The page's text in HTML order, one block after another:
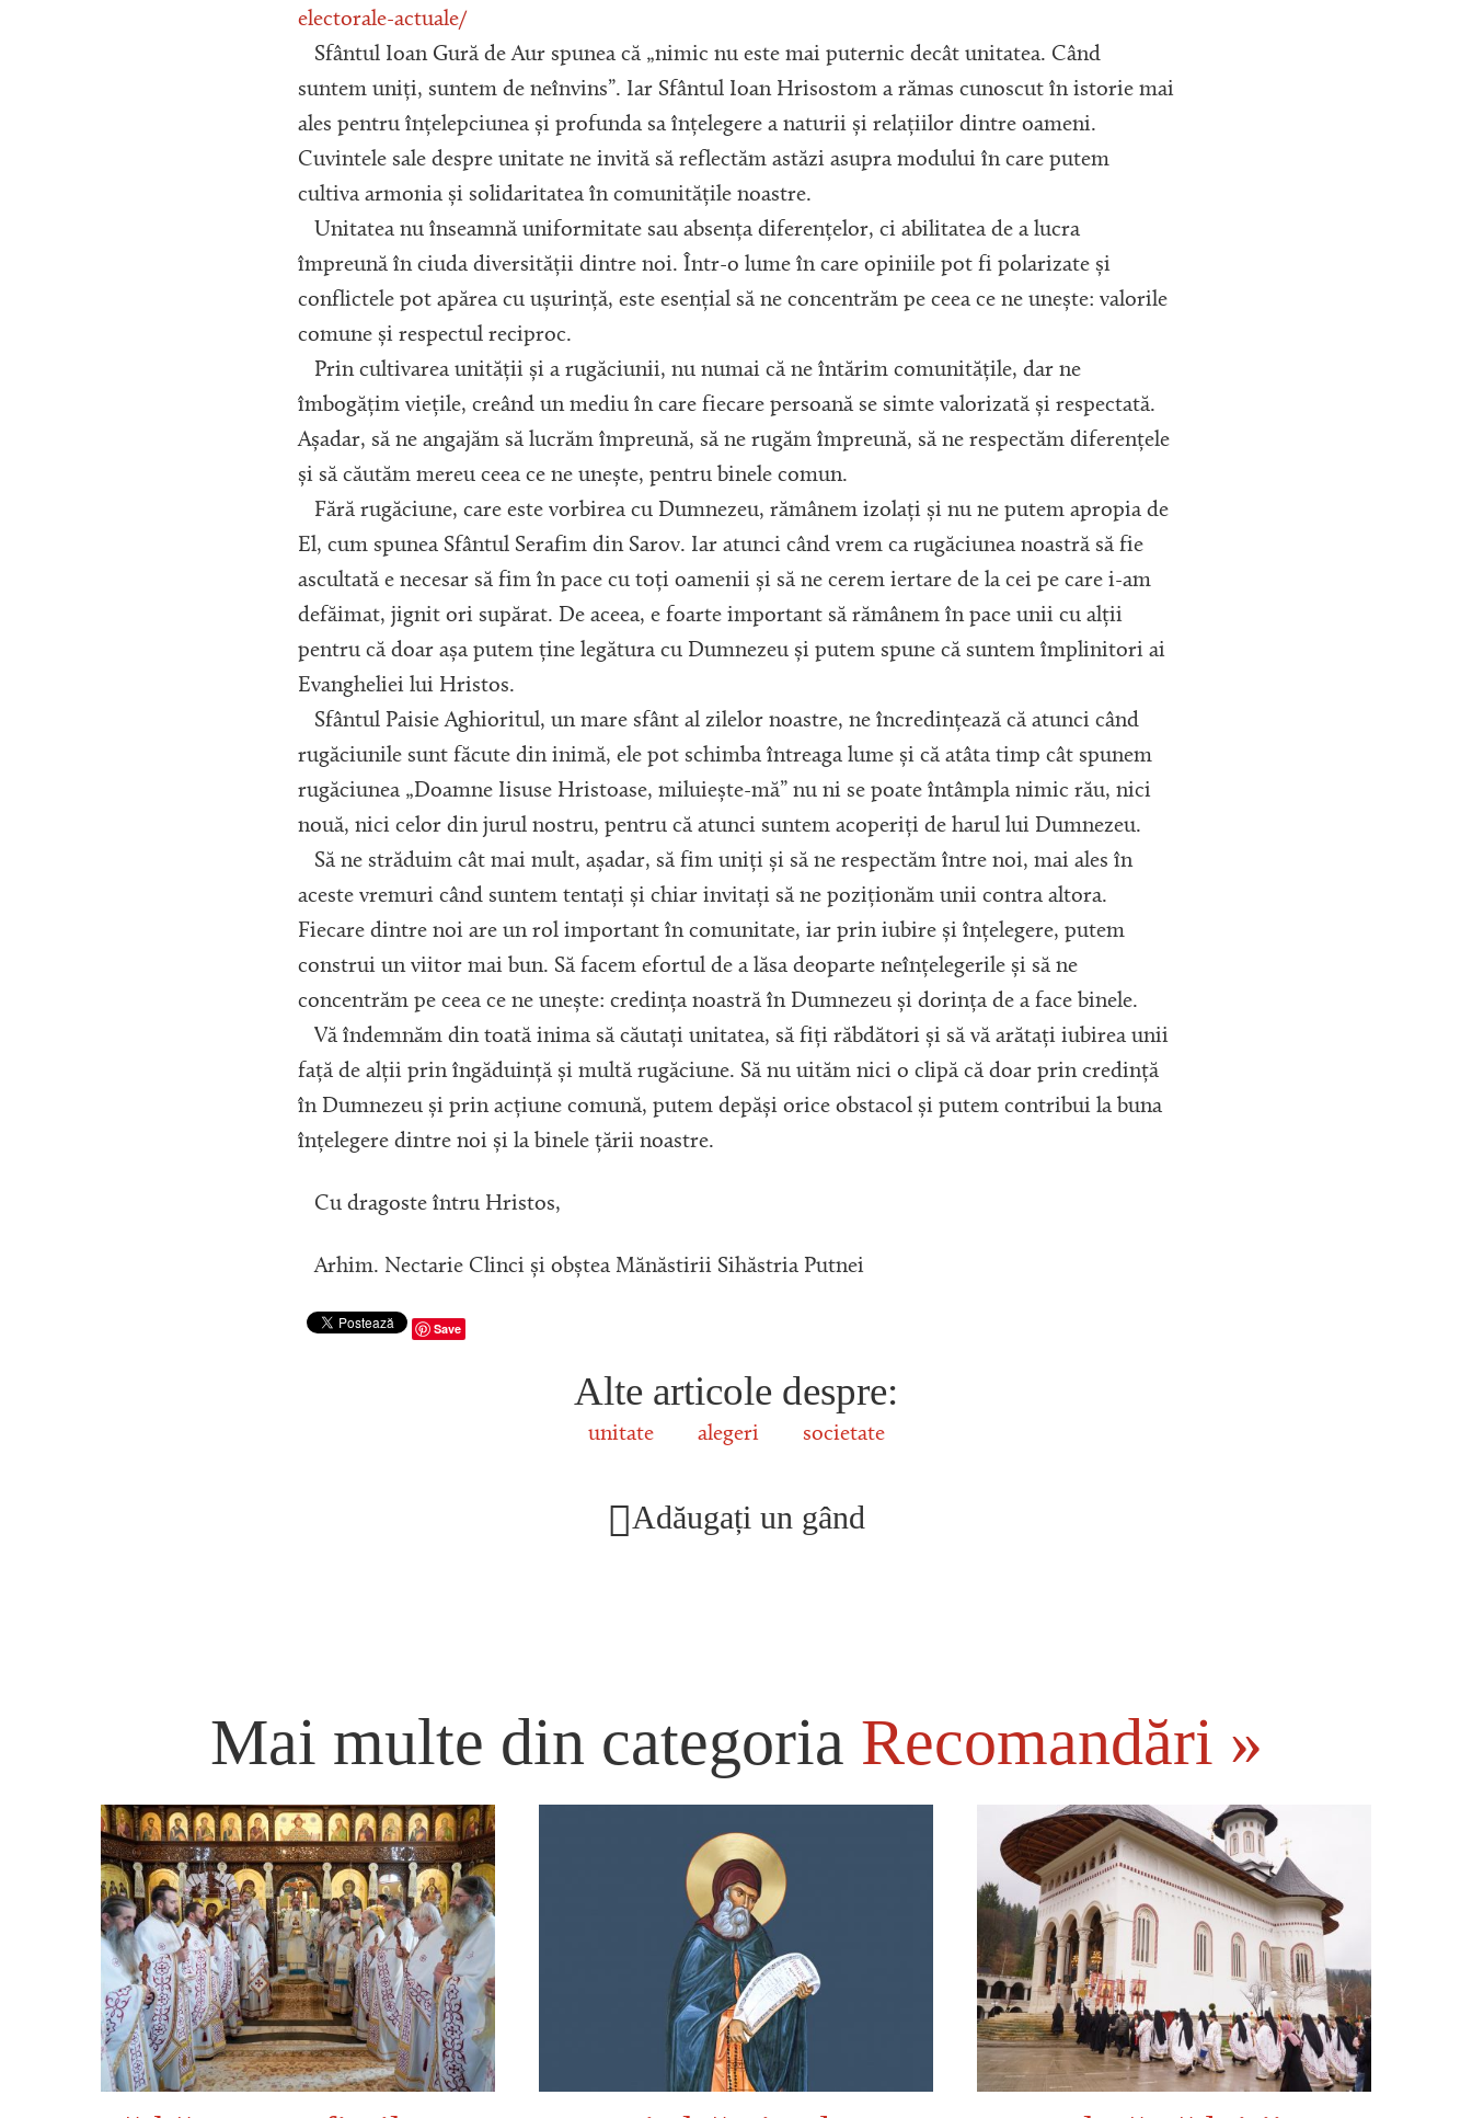
electorale-actuale/
Sfântul Ioan Gură de Aur spunea că „nimic nu este mai puternic decât unitatea. Când
suntem uniți, suntem de neînvins”. Iar Sfântul Ioan Hrisostom a rămas cunoscut în istorie mai
ales pentru înțelepciunea și profunda sa înțelegere a naturii și relațiilor dintre oameni.
Cuvintele sale despre unitate ne invită să reflectăm astăzi asupra modului în care putem
cultiva armonia și solidaritatea în comunitățile noastre.
Unitatea nu înseamnă uniformitate sau absența diferențelor, ci abilitatea de a lucra
împreună în ciuda diversității dintre noi. Într-o lume în care opiniile pot fi polarizate și
conflictele pot apărea cu ușurință, este esențial să ne concentrăm pe ceea ce ne unește: valorile
comune și respectul reciproc.
Prin cultivarea unității și a rugăciunii, nu numai că ne întărim comunitățile, dar ne
îmbogățim viețile, creând un mediu în care fiecare persoană se simte valorizată și respectată.
Așadar, să ne angajăm să lucrăm împreună, să ne rugăm împreună, să ne respectăm diferențele
și să căutăm mereu ceea ce ne unește, pentru binele comun.
Fără rugăciune, care este vorbirea cu Dumnezeu, rămânem izolați și nu ne putem apropia de
El, cum spunea Sfântul Serafim din Sarov. Iar atunci când vrem ca rugăciunea noastră să fie
ascultată e necesar să fim în pace cu toți oamenii și să ne cerem iertare de la cei pe care i-am
defăimat, jignit ori supărat. De aceea, e foarte important să rămânem în pace unii cu alții
pentru că doar așa putem ține legătura cu Dumnezeu și putem spune că suntem împlinitori ai
Evangheliei lui Hristos.
Sfântul Paisie Aghioritul, un mare sfânt al zilelor noastre, ne încredințează că atunci când
rugăciunile sunt făcute din inimă, ele pot schimba întreaga lume și că atâta timp cât spunem
rugăciunea „Doamne Iisuse Hristoase, miluiește-mă” nu ni se poate întâmpla nimic rău, nici
nouă, nici celor din jurul nostru, pentru că atunci suntem acoperiți de harul lui Dumnezeu.
Să ne străduim cât mai mult, așadar, să fim uniți și să ne respectăm între noi, mai ales în
aceste vremuri când suntem tentați și chiar invitați să ne poziționăm unii contra altora.
Fiecare dintre noi are un rol important în comunitate, iar prin iubire și înțelegere, putem
construi un viitor mai bun. Să facem efortul de a lăsa deoparte neînțelegerile și să ne
concentrăm pe ceea ce ne unește: credința noastră în Dumnezeu și dorința de a face binele.
Vă îndemnăm din toată inima să căutați unitatea, să fiți răbdători și să vă arătați iubirea unii
față de alții prin îngăduință și multă rugăciune. Să nu uităm nici o clipă că doar prin credință
în Dumnezeu și prin acțiune comună, putem depăși orice obstacol și putem contribui la buna
înțelegere dintre noi și la binele țării noastre.
Cu dragoste întru Hristos,
Arhim. Nectarie Clinci și obștea Mănăstirii Sihăstria Putnei
Save
Alte articole despre:
unitate alegeri societate
Adăugați un gând
Mai multe din categoria Recomandări »